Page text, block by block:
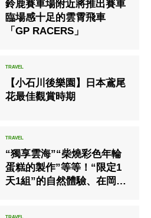
鈴鹿賽車場附近將推出賽車
臨場感十足的雲霄飛車
「GP RACERS」
【小石川後樂園】日本鳶尾
花最佳觀賞時期
“獨享雲海”“柴燒彩色年輪
蛋糕的製作”等等！“限定1
天1組”的自然體驗、在岡山